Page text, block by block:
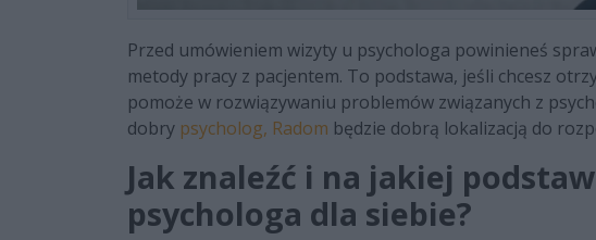
Przed umówieniem wizyty u psychologa powinieneś
metody pracy z pacjentem. To podstawa, jeśli chcesz
pomoże w rozwiązywaniu problemów związanych z
dobry psycholog, Radom będzie dobrą lokalizacją do
Jak znaleźć i na jakiej
psychologa dla siebie?